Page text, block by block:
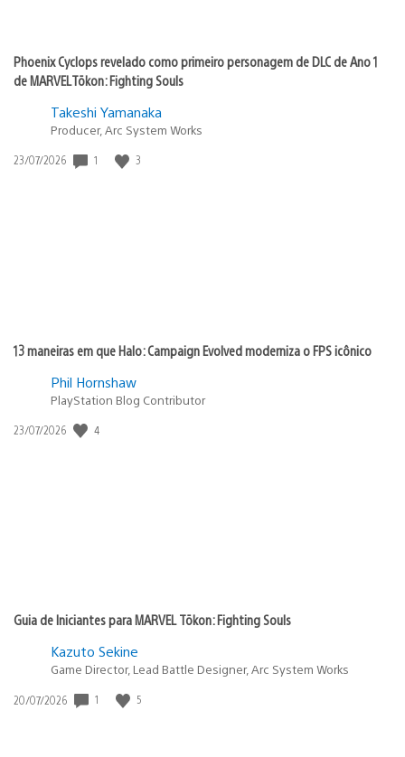
Phoenix Cyclops revelado como primeiro personagem de DLC de Ano 1
de MARVEL Tōkon: Fighting Souls
Takeshi Yamanaka
Producer, Arc System Works
Data
23/07/2026 1 3
13 maneiras em que Halo: Campaign Evolved moderniza o FPS icônico
Phil Hornshaw
PlayStation Blog Contributor
Data
23/07/2026 4
Guia de Iniciantes para MARVEL Tōkon: Fighting Souls
Kazuto Sekine
Game Director, Lead Battle Designer, Arc System Works
Data
20/07/2026 1 5